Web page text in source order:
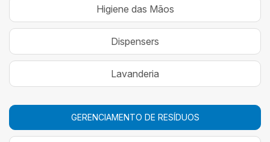
Higiene das Mãos
Dispensers
Lavanderia
GERENCIAMENTO DE RESÍDUOS